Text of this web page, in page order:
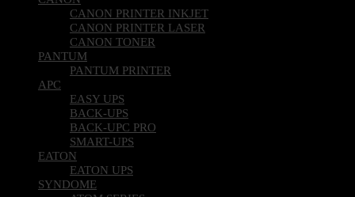
CANON PRINTER INKJET
CANON PRINTER LASER
CANON TONER
PANTUM
PANTUM PRINTER
APC
EASY UPS
BACK-UPS
BACK-UPC PRO
SMART-UPS
EATON
EATON UPS
SYNDOME